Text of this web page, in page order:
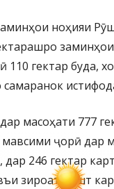
ноҳияи
110 гектар буда,
масоҳати 777
ҷорӣ дар
дар 246 гектар
зироат кишт